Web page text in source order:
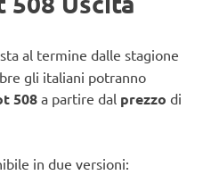
al termine dalle stagione
gli italiani potranno
508 a partire dal prezzo di
in due versioni: